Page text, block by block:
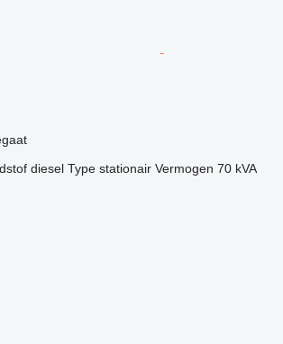
diesel Type stationair Vermogen 70 kVA